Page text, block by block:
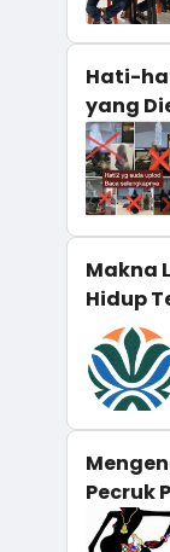
Hati-
yang
Makna
Hidup
Pecruk